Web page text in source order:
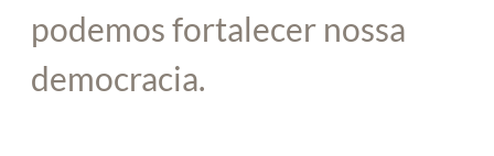
podemos fortalecer nossa
democracia.